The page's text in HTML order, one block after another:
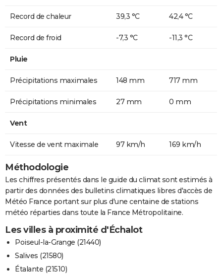
Record de chaleur 39,3 °C 42,4 °C
Record de froid -7,3 °C -11,3 °C
Pluie
Précipitations maximales 148 mm 717 mm
Précipitations minimales 27 mm 0 mm
Vent
Vitesse de vent maximale 97 km/h 169 km/h
Méthodologie
Les chiffres présentés dans le guide du climat sont estimés à
partir des données des bulletins climatiques libres d'accès de
Météo France portant sur plus d'une centaine de stations
météo réparties dans toute la France Métropolitaine.
Les villes à proximité d'Échalot
Poiseul-la-Grange (21440)
Salives (21580)
Étalante (21510)